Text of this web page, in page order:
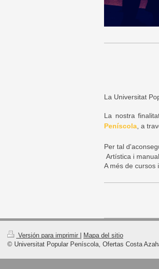
La Universitat
La nostra
Peníscola , a
Per tal
Artística i
A més de cursos
Versión para imprimir | Mapa del sitio
© Universitat Popular Peníscola, Ofertas Costa